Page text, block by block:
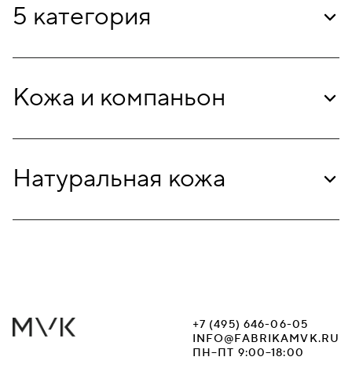
5 категория
Кожа и компаньон
Натуральная кожа
+7 (495) 646-06-05
INFO@FABRIKAMVK.RU
ПН–ПТ 9:00–18:00